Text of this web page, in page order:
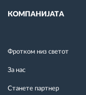
КОМПАНИЈАТА
Фротком низ светот
За нас
Станете партнер